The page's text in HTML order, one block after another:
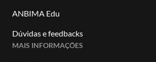
ANBIMA Edu
Dúvidas e feedbacks
MAIS INFORMAÇÕES